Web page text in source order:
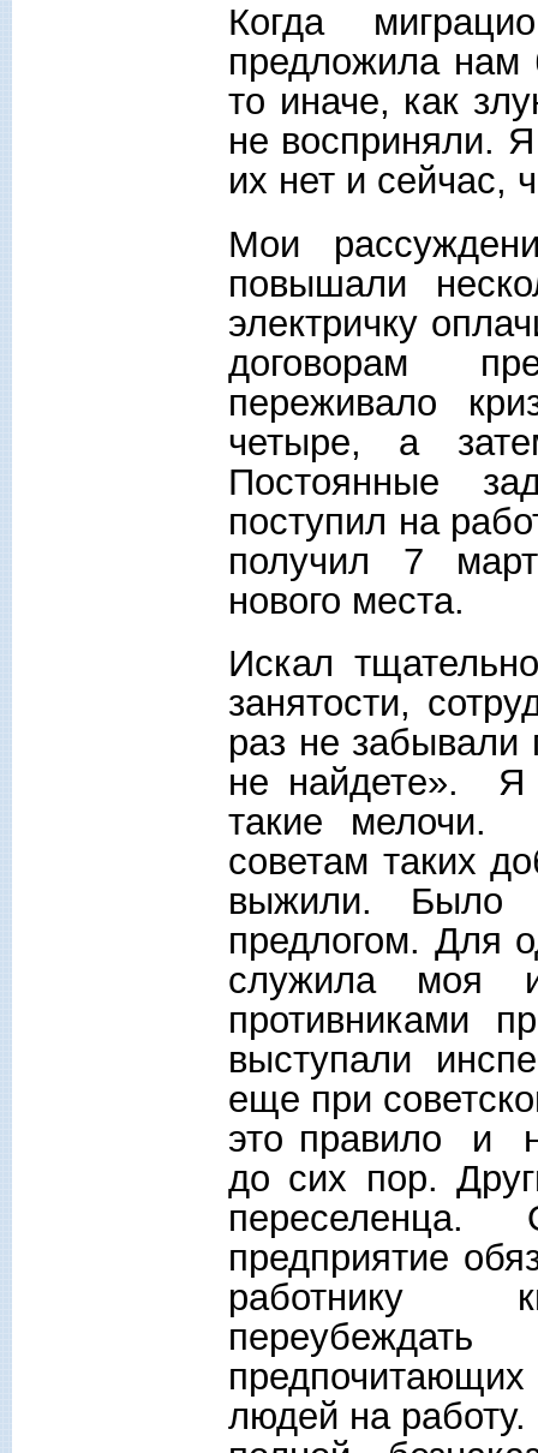
Когда
предложила нам
то иначе, как
не восприняли.
их нет и сейчас,
Мои
повышали
электричку
договорам
переживало
четыре, а
Постоянные
поступил на
получил 7
нового места.
Искал
занятости,
раз не забывали
не найдете». Я
такие мелочи.
советам таких
выжили. Было
предлогом. Для
служила моя
противниками
выступали
еще при
это правило и
до сих пор.
предприятие
работнику
людей на